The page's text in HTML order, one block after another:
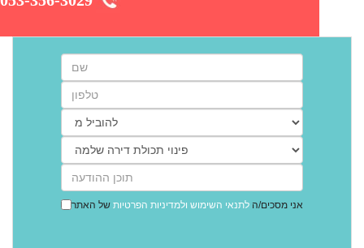
אני מסכים/ה לתנאי השימוש ולמדיניות הפרטיות של האתר